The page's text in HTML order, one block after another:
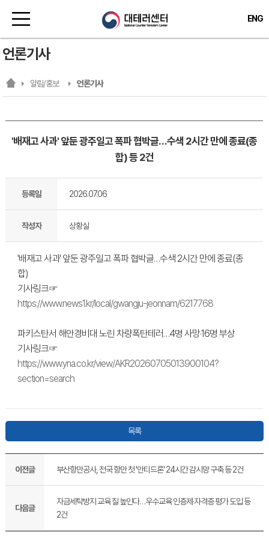
ENG
알림/홍보 언론기사
언론기사
'배재고 사과' 앞둔 광주일고 폭파 협박글…수색 2시간 만에 종료(종
합) 등 2건
등록일 2026.07.06
작성자 상황실
'배재고 사과' 앞둔 광주일고 폭파 협박글…수색 2시간 만에 종료(종
합)
기사링크☞
https://www.news1.kr/local/gwangju-jeonnam/6217768
파키스탄서 해안경비대 노린 차량폭탄테러…4명 사망·16명 부상
기사링크☞
https://www.yna.co.kr/view/AKR20260705013900104?
section=search
목록
이전글 부산항만공사, 전국 항만 첫 '안티드론' 24시간 감시망 구축 등 2건
다음글
자금세탁방지 교육 질 높인다…우수교육 인증제·자격증 평가 도입 등
2건